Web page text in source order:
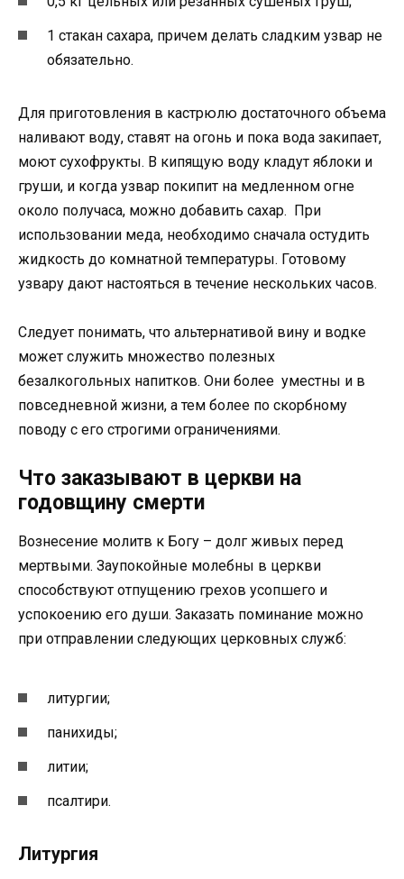
1 стакан сахара, причем делать сладким узвар не
обязательно.
Для приготовления в кастрюлю достаточного объема
наливают воду, ставят на огонь и пока вода закипает,
моют сухофрукты. В кипящую воду кладут яблоки и
груши, и когда узвар покипит на медленном огне
около получаса, можно добавить сахар. При
использовании меда, необходимо сначала остудить
жидкость до комнатной температуры. Готовому
узвару дают настояться в течение нескольких часов.
Следует понимать, что альтернативой вину и водке
может служить множество полезных
безалкогольных напитков. Они более уместны и в
повседневной жизни, а тем более по скорбному
поводу с его строгими ограничениями.
Что заказывают в церкви на
годовщину смерти
Вознесение молитв к Богу – долг живых перед
мертвыми. Заупокойные молебны в церкви
способствуют отпущению грехов усопшего и
успокоению его души. Заказать поминание можно
при отправлении следующих церковных служб:
литургии;
панихиды;
литии;
псалтири.
Литургия